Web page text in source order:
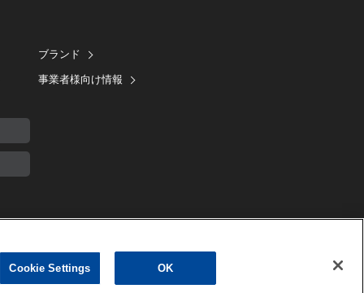
ブランド
事業者様向け情報
Cookie Settings OK